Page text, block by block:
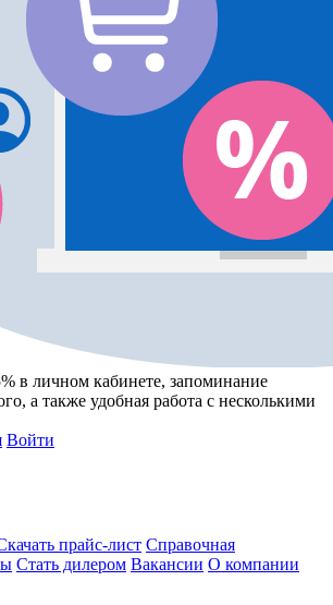
в личном кабинете, запоминание
, а также удобная работа с несколькими
Войти
прайс-лист Справочная
Стать дилером Вакансии О компании